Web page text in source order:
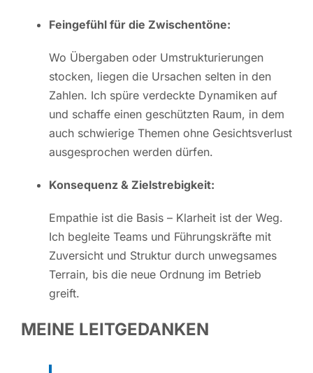
Feingefühl für die Zwischentöne:
Wo Übergaben oder Umstrukturierungen
stocken, liegen die Ursachen selten in den
Zahlen. Ich spüre verdeckte Dynamiken auf
und schaffe einen geschützten Raum, in dem
auch schwierige Themen ohne Gesichtsverlust
ausgesprochen werden dürfen.
Konsequenz & Zielstrebigkeit:
Empathie ist die Basis – Klarheit ist der Weg.
Ich begleite Teams und Führungskräfte mit
Zuversicht und Struktur durch unwegsames
Terrain, bis die neue Ordnung im Betrieb
greift.
MEINE LEITGEDANKEN